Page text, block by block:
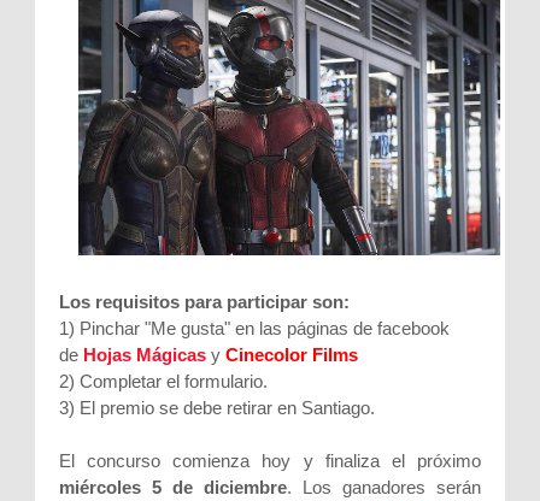
Los requisitos para participar son:
1) Pinchar "Me gusta" en las páginas de facebook
de Hojas Mágicas y Cinecolor Films
2) Completar el formulario.
3) El premio se debe retirar en Santiago.
El concurso comienza hoy y finaliza el próximo
miércoles 5 de diciembre. Los ganadores serán